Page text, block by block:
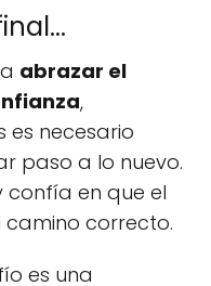
abrazar el
,
necesario
paso a lo nuevo.
confía en que el
camino correcto.
es una